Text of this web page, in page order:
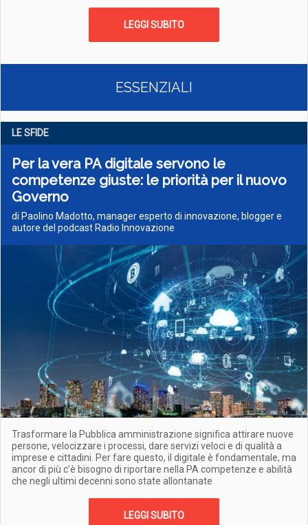
LEGGI SUBITO
ESSENZIALI
LE SFIDE
Per la vera PA digitale servono le
competenze giuste: le priorità per il nuovo
Governo
di Paolino Madotto, manager esperto di innovazione, blogger e
autore del podcast Radio Innovazione
Trasformare la Pubblica amministrazione significa attirare nuove
persone, velocizzare i processi, dare servizi veloci e di qualità a
imprese e cittadini. Per fare questo, il digitale è fondamentale, ma
ancor di più c’è bisogno di riportare nella PA competenze e abilità
che negli ultimi decenni sono state allontanate
LEGGI SUBITO